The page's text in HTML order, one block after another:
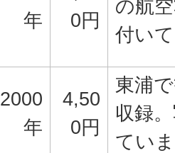
年
0円
の航
付い
2000
年
4,50
0円
東浦
収録
てい